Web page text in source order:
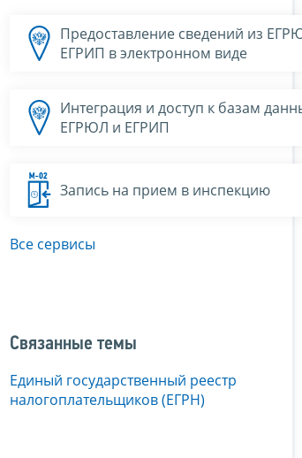
Предоставление сведений из
ЕГРИП в электронном виде
Интеграция и доступ к базам
ЕГРЮЛ и ЕГРИП
Запись на прием в инспекцию
Все сервисы
Связанные темы
Единый государственный реестр
налогоплательщиков (ЕГРН)